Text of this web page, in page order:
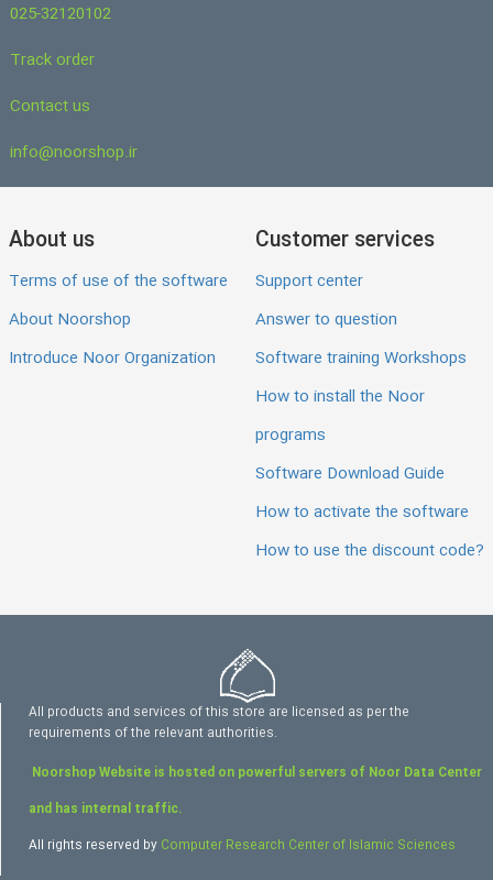
025-32120102
Track order
Contact us
info@noorshop.ir
About us
Terms of use of the software
About Noorshop
Introduce Noor Organization
Customer services
Support center
Answer to question
Software training Workshops
How to install the Noor
programs
Software Download Guide
How to activate the software
How to use the discount code?
All products and services of this store are licensed as per the
requirements of the relevant authorities.
Noorshop Website is hosted on powerful servers of Noor Data Center
and has internal traffic.
All rights reserved by Computer Research Center of Islamic Sciences